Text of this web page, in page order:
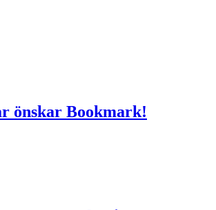
önskar Bookmark!